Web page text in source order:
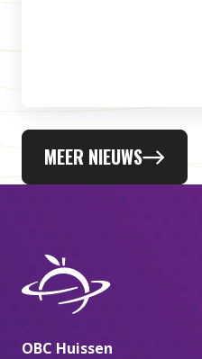
MEER NIEUWS
OBC Huissen